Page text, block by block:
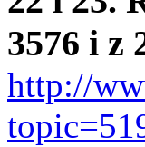
3576 i z
http://